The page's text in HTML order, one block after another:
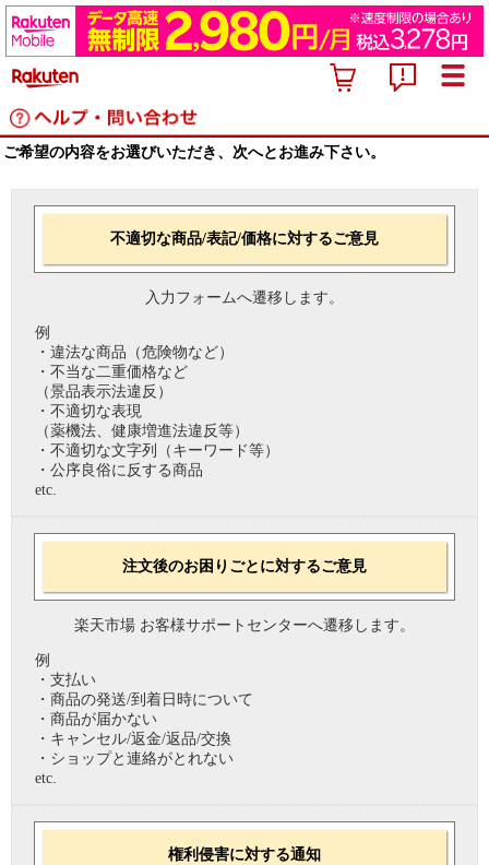
ご希望の内容をお選びいただき、次へとお進み下さい。
不適切な商品/表記/価格に対するご意見
入力フォームへ遷移します。
例
・違法な商品（危険物など）
・不当な二重価格など
（景品表示法違反）
・不適切な表現
（薬機法、健康増進法違反等）
・不適切な文字列（キーワード等）
・公序良俗に反する商品
etc.
注文後のお困りごとに対するご意見
楽天市場 お客様サポートセンターへ遷移します。
例
・支払い
・商品の発送/到着日時について
・商品が届かない
・キャンセル/返金/返品/交換
・ショップと連絡がとれない
etc.
権利侵害に対する通知